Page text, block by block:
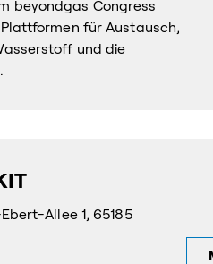
beyondgas Congress
für Austausch,
und die
Allee 1, 65185